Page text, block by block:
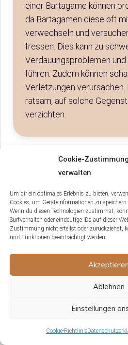
Cookie-Zustimmung
verwalten
Um dir ein optimales Erlebnis zu bieten,
Cookies, um Geräteinformationen zu
Wenn du diesen Technologien zustimmst,
Surfverhalten oder eindeutige IDs auf dieser
Zustimmung nicht erteilst oder zurückziehst,
und Funktionen beeinträchtigt werden.
Akzeptieren
Ablehnen
Einstellungen
Cookie-Richtlinie
einer Bartagame können
da Bartagamen diese oft
verwechseln und
fressen. Dies kann zu
Verdauungsproblemen
führen. Zudem können
Verletzungen verursachen.
ratsam, auf solche
verzichten.
Wie kann die
Mineralfutter helfen,
bei Bartagamen zu
Die regelmäßige Gabe
kann Verstopfungen bei
verhindern, indem sie die
unterstützt und die
Verdauungssystems
enthält wichtige
Phosphor, die zur Stärkung
zur Verbesserung der
dazu beitragen, das Risiko